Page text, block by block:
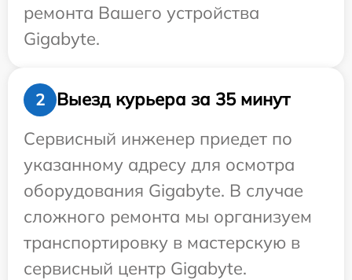
ремонта Вашего устройства
Gigabyte.
2
Выезд курьера за 35 минут
Сервисный инженер приедет по
указанному адресу для осмотра
оборудования Gigabyte. В случае
сложного ремонта мы организуем
транспортировку в мастерскую в
сервисный центр Gigabyte.